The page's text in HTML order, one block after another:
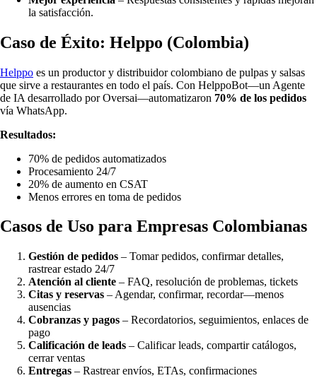
la satisfacción.
Caso de Éxito: Helppo (Colombia)
Helppo es un productor y distribuidor colombiano de pulpas y salsas
que sirve a restaurantes en todo el país. Con HelppoBot—un Agente
de IA desarrollado por Oversai—automatizaron 70% de los pedidos
vía WhatsApp.
Resultados:
70% de pedidos automatizados
Procesamiento 24/7
20% de aumento en CSAT
Menos errores en toma de pedidos
Casos de Uso para Empresas Colombianas
Gestión de pedidos – Tomar pedidos, confirmar detalles,
rastrear estado 24/7
Atención al cliente – FAQ, resolución de problemas, tickets
Citas y reservas – Agendar, confirmar, recordar—menos
ausencias
Cobranzas y pagos – Recordatorios, seguimientos, enlaces de
pago
Calificación de leads – Calificar leads, compartir catálogos,
cerrar ventas
Entregas – Rastrear envíos, ETAs, confirmaciones